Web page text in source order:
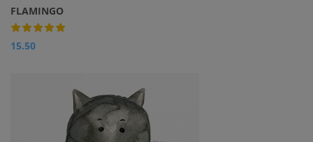
FLAMINGO
15.50